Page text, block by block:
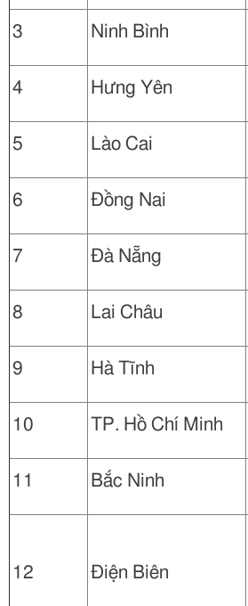
3 Ninh Bình
4 Hưng Yên
5 Lào Cai
6 Đồng Nai
7 Đà Nẵng
8 Lai Châu
9 Hà Tĩnh
10 TP. Hồ Chí Minh
11 Bắc Ninh
12 Điện Biên